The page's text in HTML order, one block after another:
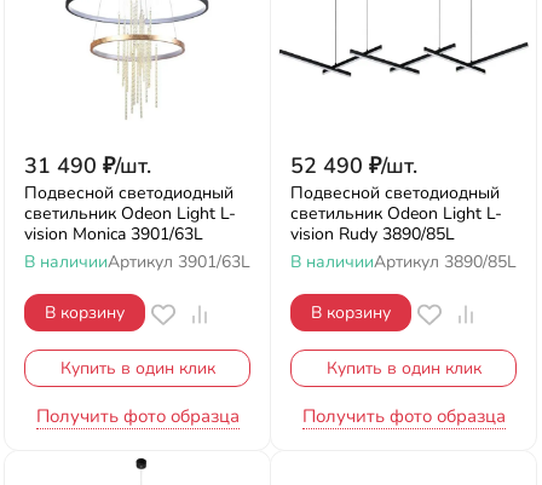
31 490 ₽/шт.
Подвесной светодиодный
светильник Odeon Light L-
vision Monica 3901/63L
В наличииАртикул 3901/63L
В корзину
Купить в один клик
Получить фото образца
52 490 ₽/шт.
Подвесной светодиодный
светильник Odeon Light L-
vision Rudy 3890/85L
В наличииАртикул 3890/85L
В корзину
Купить в один клик
Получить фото образца